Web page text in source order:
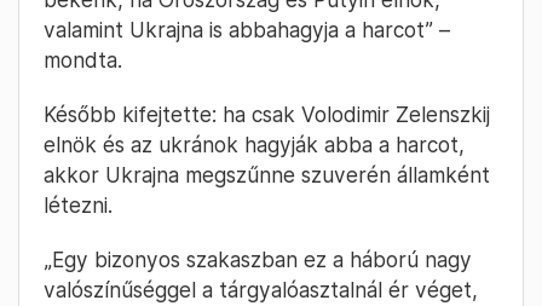
valamint Ukrajna is abbahagyja a harcot” –
mondta.
Később kifejtette: ha csak Volodimir Zelenszkij
elnök és az ukránok hagyják abba a harcot,
akkor Ukrajna megszűnne szuverén államként
létezni.
„Egy bizonyos szakaszban ez a háború nagy
valószínűséggel a tárgyalóasztalnál ér véget,